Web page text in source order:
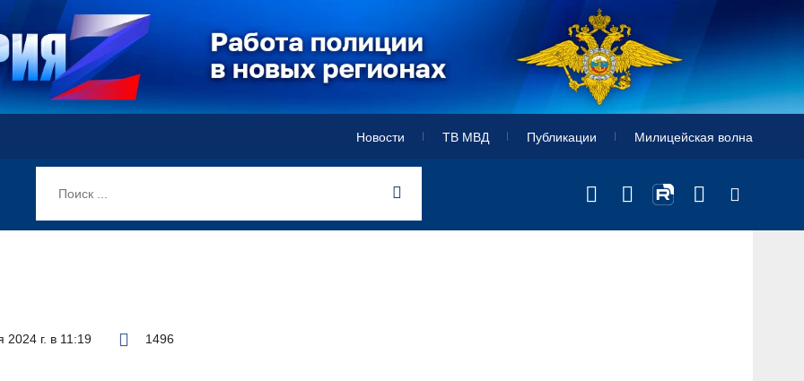
Новости ТВ МВД Публикации Милицейская волна
2024 г. в 11:19 1496